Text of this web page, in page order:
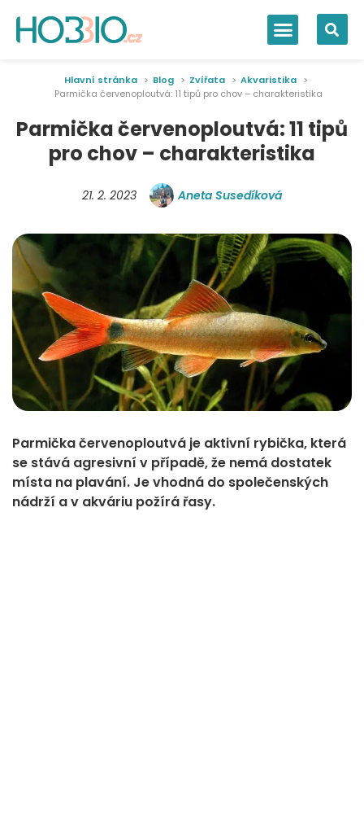
Hlavní stránka Blog Zvířata
Akvaristika
Parmička červenoploutvá: 11 tipů pro chov – charakteristika
Parmička červenoploutvá: 11 tipů
pro chov – charakteristika
21. 2. 2023 Aneta Susedíková
Parmička červenoploutvá je aktivní rybička, která
se stává agresivní v případě, že nemá dostatek
místa na plavání. Je vhodná do společenských
nádrží a v akváriu požírá řasy.